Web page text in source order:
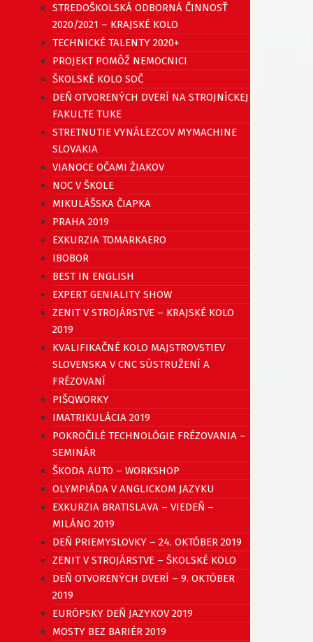
STREDOŠKOLSKÁ ODBORNÁ ČINNOSŤ
2020/2021 – KRAJSKÉ KOLO
TECHNICKÉ TALENTY 2020+
PROJEKT POMÔŽ NEMOCNICI
ŠKOLSKÉ KOLO SOČ
DEŇ OTVORENÝCH DVERÍ NA STROJNÍCKEJ
FAKULTE TUKE
STRETNUTIE VYNÁLEZCOV MYMACHINE
SLOVAKIA
VIANOCE OČAMI ŽIAKOV
NOC V ŠKOLE
MIKULÁŠSKA ČIAPKA
PRAHA 2019
EXKURZIA TOMARKAERO
IBOBOR
BEST IN ENGLISH
EXPERT GENIALITY SHOW
ZENIT V STROJÁRSTVE – KRAJSKÉ KOLO
2019
KVALIFIKAČNÉ KOLO MAJSTROVSTIEV
SLOVENSKA V CNC SÚSTRUŽENÍ A
FRÉZOVANÍ
PIŠQWORKY
IMATRIKULÁCIA 2019
POKROČILÉ TECHNOLÓGIE FRÉZOVANIA –
SEMINÁR
ŠKODA AUTO – WORKSHOP
OLYMPIÁDA V ANGLICKOM JAZYKU
EXKURZIA BRATISLAVA – VIEDEŇ –
MILÁNO 2019
DEŇ PRIEMYSLOVKY – 24. OKTÓBER 2019
ZENIT V STROJÁRSTVE – ŠKOLSKÉ KOLO
DEŇ OTVORENÝCH DVERÍ – 9. OKTÓBER
2019
EURÓPSKY DEŇ JAZYKOV 2019
MOSTY BEZ BARIÉR 2019